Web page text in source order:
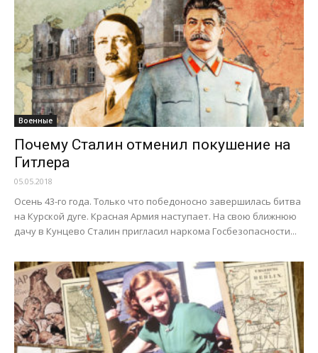
Военные
Почему Сталин отменил покушение на
Гитлера
05.05.2018
Осень 43-го года. Только что победоносно завершилась битва
на Курской дуге. Красная Армия наступает. На свою ближнюю
дачу в Кунцево Сталин пригласил наркома Госбезопасности...